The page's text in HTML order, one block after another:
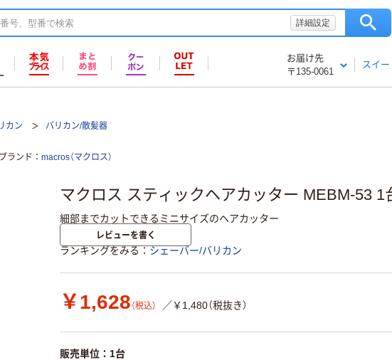
詳細設定
お届け先
〒135-0061
スイ
カン バリカン/散髪器
ブランド macros（マクロス）
マクロス スティックヘアカッター MEBM-53 1
細部までカットできるミニサイズのヘアカッター
レビューを書く
ランキングをみる シェーバー/バリカン
￥1,628 （税込） ／￥1,480（税抜き）
販売単位：1台